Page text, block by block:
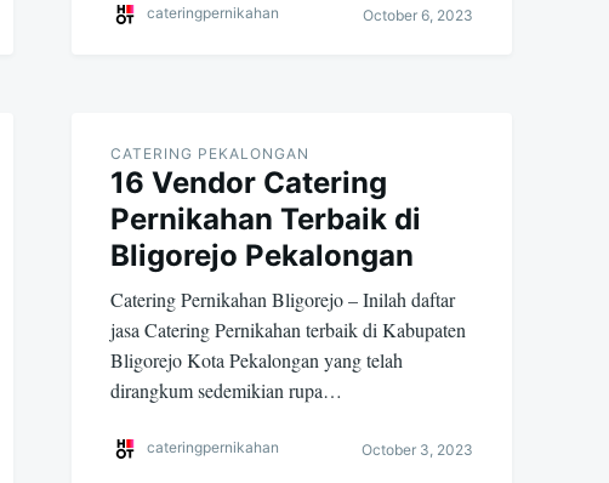
cateringpernikahan October 6, 2023
CATERING PEKALONGAN
16 Vendor Catering
Pernikahan Terbaik di
Bligorejo Pekalongan
Catering Pernikahan Bligorejo – Inilah daftar
jasa Catering Pernikahan terbaik di Kabupaten
Bligorejo Kota Pekalongan yang telah
dirangkum sedemikian rupa…
cateringpernikahan October 3, 2023